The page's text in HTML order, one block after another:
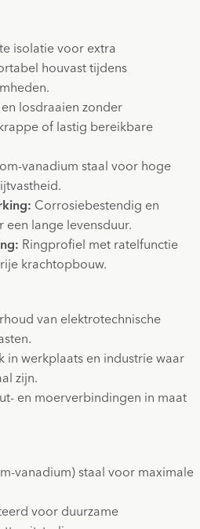
isolatie voor extra
houvast tijdens
losdraaien zonder
of lastig bereikbare
vanadium staal voor hoge
Corrosiebestendig en
lange levensduur.
Ringprofiel met ratelfunctie
krachtopbouw.
van elektrotechnische
in werkplaats en industrie waar
zijn.
en moerverbindingen in maat
vanadium) staal voor maximale
voor duurzame